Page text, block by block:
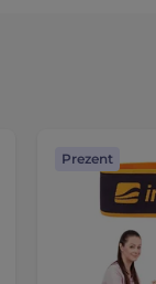
Prezent